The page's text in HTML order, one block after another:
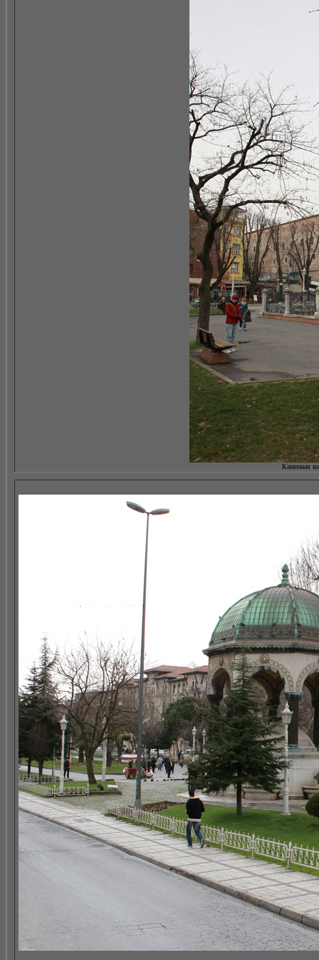
Каменная